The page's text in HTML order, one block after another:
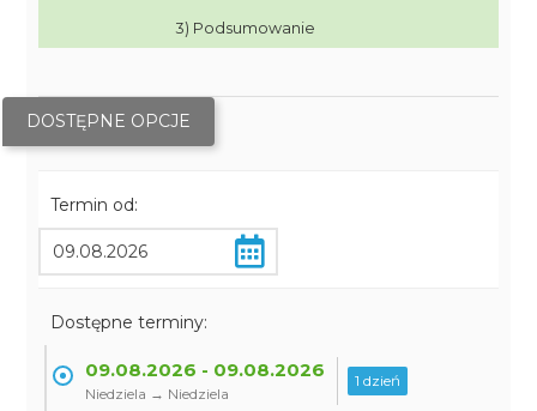
3) Podsumowanie
DOSTĘPNE OPCJE
Termin od:
Dostępne terminy:
09.08.2026 - 09.08.2026
Niedziela → Niedziela
1 dzień